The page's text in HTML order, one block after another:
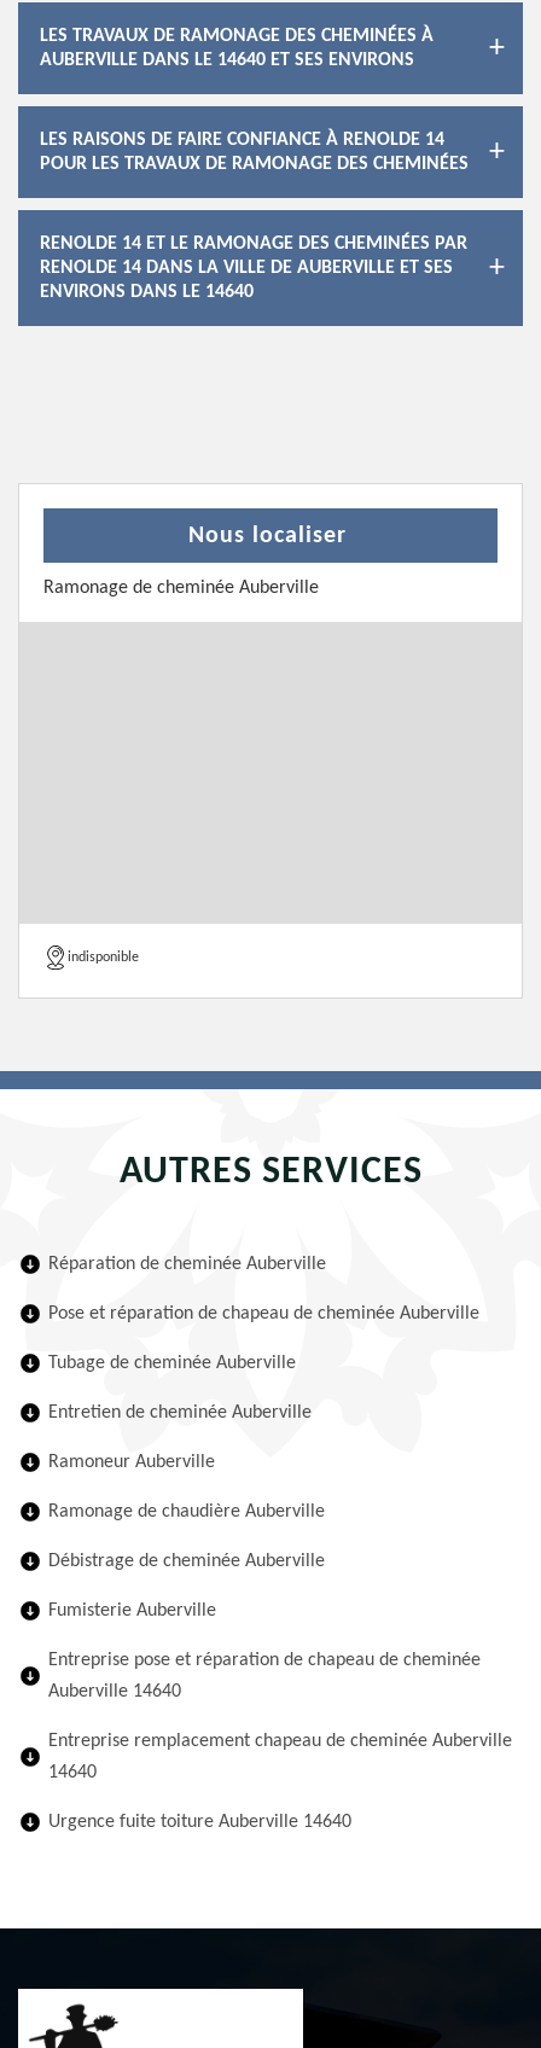
LES TRAVAUX DE RAMONAGE DES CHEMINÉES À
AUBERVILLE DANS LE 14640 ET SES ENVIRONS
LES RAISONS DE FAIRE CONFIANCE À RENOLDE 14
POUR LES TRAVAUX DE RAMONAGE DES CHEMINÉES
RENOLDE 14 ET LE RAMONAGE DES CHEMINÉES PAR
RENOLDE 14 DANS LA VILLE DE AUBERVILLE ET SES
ENVIRONS DANS LE 14640
Nous localiser
Ramonage de cheminée Auberville
indisponible
AUTRES SERVICES
Réparation de cheminée Auberville
Pose et réparation de chapeau de cheminée Auberville
Tubage de cheminée Auberville
Entretien de cheminée Auberville
Ramoneur Auberville
Ramonage de chaudière Auberville
Débistrage de cheminée Auberville
Fumisterie Auberville
Entreprise pose et réparation de chapeau de cheminée
Auberville 14640
Entreprise remplacement chapeau de cheminée Auberville
14640
Urgence fuite toiture Auberville 14640